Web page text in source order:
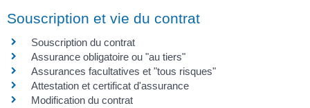
Souscription et vie du contrat
Souscription du contrat
Assurance obligatoire ou "au tiers"
Assurances facultatives et "tous risques"
Attestation et certificat d'assurance
Modification du contrat